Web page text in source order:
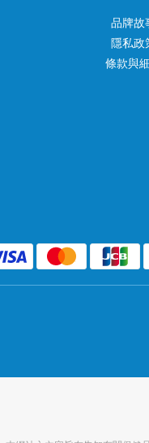
品牌故
隱私政
條款與